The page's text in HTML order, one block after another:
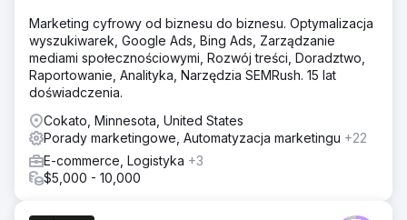
Marketing cyfrowy od biznesu do biznesu. Optymalizacja
wyszukiwarek, Google Ads, Bing Ads, Zarządzanie
mediami społecznościowymi, Rozwój treści, Doradztwo,
Raportowanie, Analityka, Narzędzia SEMRush. 15 lat
doświadczenia.
Cokato, Minnesota, United States
Porady marketingowe, Automatyzacja marketingu +22
E-commerce, Logistyka +3
$5,000 - 10,000